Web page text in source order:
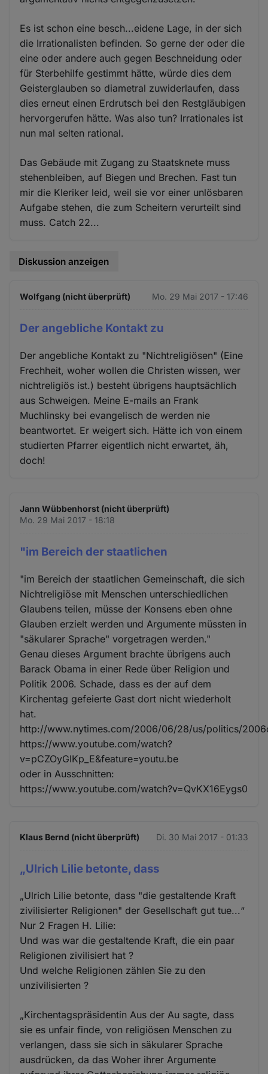
Es ist schon eine besch...eidene Lage, in der sich
die Irrationalisten befinden. So gerne der oder die
eine oder andere auch gegen Beschneidung oder
für Sterbehilfe gestimmt hätte, würde dies dem
Geisterglauben so diametral zuwiderlaufen, dass
dies erneut einen Erdrutsch bei den Restgläubigen
hervorgerufen hätte. Was also tun? Irrationales ist
nun mal selten rational.
Das Gebäude mit Zugang zu Staatsknete muss
stehenbleiben, auf Biegen und Brechen. Fast tun
mir die Kleriker leid, weil sie vor einer unlösbaren
Aufgabe stehen, die zum Scheitern verurteilt sind
muss. Catch 22...
Diskussion anzeigen
Wolfgang (nicht überprüft) Mo. 29 Mai 2017 - 17:46
Der angebliche Kontakt zu
Der angebliche Kontakt zu "Nichtreligiösen" (Eine
Frechheit, woher wollen die Christen wissen, wer
nichtreligiös ist.) besteht übrigens hauptsächlich
aus Schweigen. Meine E-mails an Frank
Muchlinsky bei evangelisch de werden nie
beantwortet. Er weigert sich. Hätte ich von einem
studierten Pfarrer eigentlich nicht erwartet, äh,
doch!
Jann Wübbenhorst (nicht überprüft)
Mo. 29 Mai 2017 - 18:18
"im Bereich der staatlichen
"im Bereich der staatlichen Gemeinschaft, die sich
Nichtreligiöse mit Menschen unterschiedlichen
Glaubens teilen, müsse der Konsens eben ohne
Glauben erzielt werden und Argumente müssten in
"säkularer Sprache" vorgetragen werden."
Genau dieses Argument brachte übrigens auch
Barack Obama in einer Rede über Religion und
Politik 2006. Schade, dass es der auf dem
Kirchentag gefeierte Gast dort nicht wiederholt
hat.
http://www.nytimes.com/2006/06/28/us/politics/
https://www.youtube.com/watch?
v=pCZOyGIKp_E&feature=youtu.be
oder in Ausschnitten:
https://www.youtube.com/watch?v=QvKX16Eygs0
Klaus Bernd (nicht überprüft) Di. 30 Mai 2017 - 01:33
„Ulrich Lilie betonte, dass
„Ulrich Lilie betonte, dass "die gestaltende Kraft
zivilisierter Religionen" der Gesellschaft gut tue...“
Nur 2 Fragen H. Lilie:
Und was war die gestaltende Kraft, die ein paar
Religionen zivilisiert hat ?
Und welche Religionen zählen Sie zu den
unzivilisierten ?
„Kirchentagspräsidentin Aus der Au sagte, dass
sie es unfair finde, von religiösen Menschen zu
verlangen, dass sie sich in säkularer Sprache
ausdrücken, da das Woher ihrer Argumente